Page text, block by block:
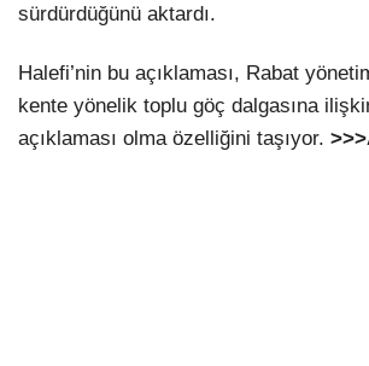
sürdürdüğünü aktardı.
Halefi’nin bu açıklaması, Rabat
kente yönelik toplu göç dalgasına
açıklaması olma özelliğini taşıyor.